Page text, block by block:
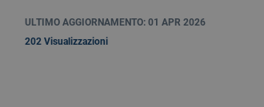
ULTIMO AGGIORNAMENTO: 01 APR 2026
202 Visualizzazioni